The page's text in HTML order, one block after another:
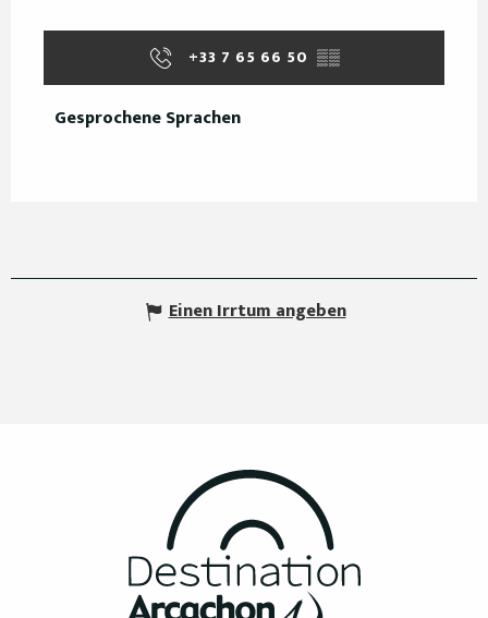
+33 7 65 66 50 ▒▒
Gesprochene Sprachen
Gesprochene Sprachen
Einen Irrtum angeben